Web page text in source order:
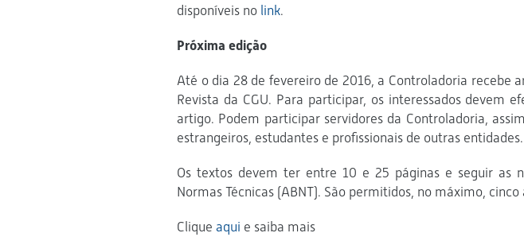
disponíveis no link.
Próxima edição
Até o dia 28 de fevereiro de 2016, a Controladoria recebe
Revista da CGU. Para participar, os interessados devem
artigo. Podem participar servidores da Controladoria,
estrangeiros, estudantes e profissionais de outras entidades.
Os textos devem ter entre 10 e 25 páginas e seguir as
Normas Técnicas (ABNT). São permitidos, no máximo,
Clique aqui e saiba mais